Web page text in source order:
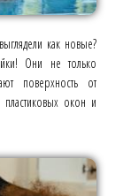
как новые?
Они не только
поверхность от
пластиковых окон и